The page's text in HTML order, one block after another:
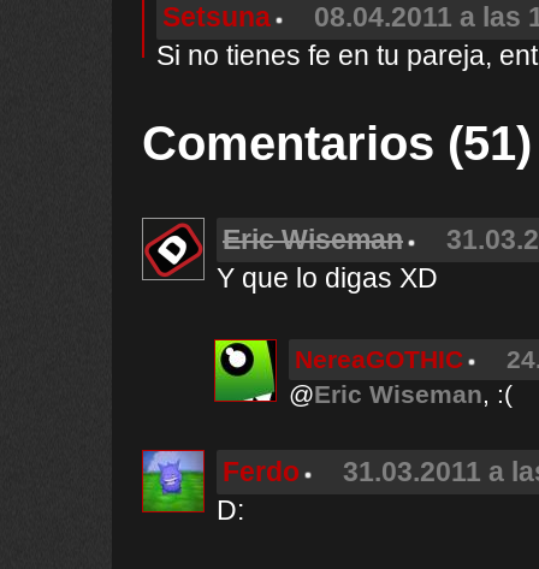
Setsuna
08.04.2011 a las
Si no tienes fe en tu pareja,
Comentarios (51)
Eric Wiseman
Y que lo digas XD
NereaGOTHIC
@Eric Wiseman, :(
Ferdo
31.03.2011 a
D: